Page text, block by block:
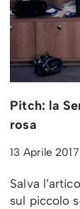
Pitch: la
rosa
13 Aprile 2017
Salva
sul piccolo